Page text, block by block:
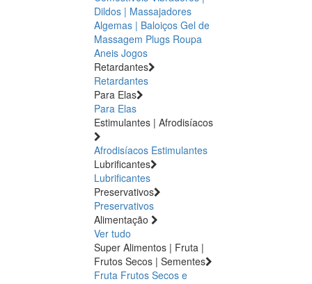
Dildos | Massajadores
Algemas | Baloiços Gel de
Massagem Plugs Roupa
Aneis Jogos
Retardantes
Retardantes
Para Elas
Para Elas
Estimulantes | Afrodisíacos
Afrodisíacos Estimulantes
Lubrificantes
Lubrificantes
Preservativos
Preservativos
Alimentação
Ver tudo
Super Alimentos | Fruta |
Frutos Secos | Sementes
Fruta Frutos Secos e